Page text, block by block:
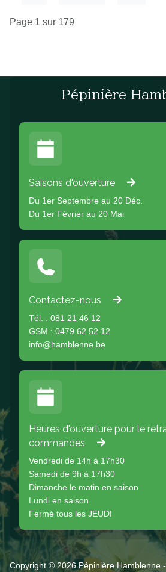
Page 1 sur 179
Pépinière
Saisons d'ouverture
Du 1er Septembre au 20 Déc.
Du 1er Février au 20 Mai
Contactez-nous
Tél. : 081 21 46 12
GSM : 0479 62 52 12
info@hamblenne.be
Heures d'ouverture pour le
commandes
Vendredi de 14h à 17h30
Samedi de 9h à 17h30
Dimanche le matin en saison
Lundi en saison
Fermé tous les JEUDI
Copyright © 2026 Pépinière Hamblenne